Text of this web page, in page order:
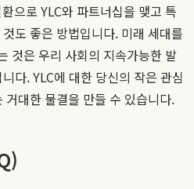
으로 YLC와 파트너십을 맺고 특
도 좋은 방법입니다. 미래 세대를
것은 우리 사회의 지속가능한 발
다. YLC에 대한 당신의 작은 관심
대한 물결을 만들 수 있습니다.